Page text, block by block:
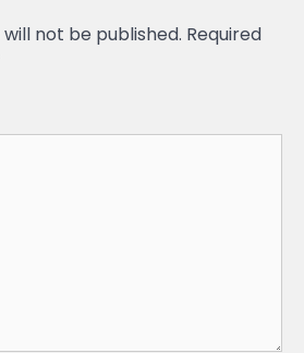
not be published. Required